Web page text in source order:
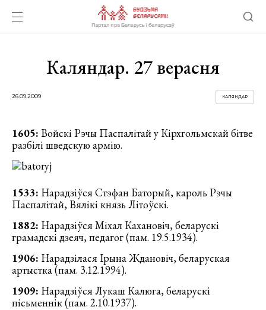
Каляндар. 27 верасня
26.09.2009 КАЛЯНДАР
1605: Войскі Рэчы Паспалітай у Кірхгольмскай бітве
разбілі шведскую армію.
1533: Нарадзіўся Стэфан Баторый, кароль Рэчы
Паспалітай, Вялікі князь Літоўскі.
1882: Нарадзіўся Міхал Кахановіч, беларускі
грамадскі дзеяч, педагог (пам. 19.5.1934).
1906: Нарадзілася Ірына Ждановіч, беларуская
артыстка (пам. 3.12.1994).
1909: Нарадзіўся Лукаш Калюга, беларускі
пісьменнік (пам. 2.10.1937).